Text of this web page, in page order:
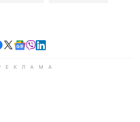
в Telegram
Читайте в Facebook
Читайте в X
Читайте в Google news
Читайте в Viber
Читайте в LinkedIn